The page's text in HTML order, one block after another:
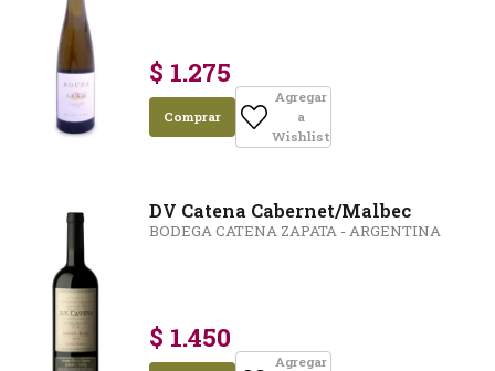
$ 1.275
Comprar
Agregar
a
Wishlist
DV Catena Cabernet/Malbec
BODEGA CATENA ZAPATA - ARGENTINA
$ 1.450
Agregar